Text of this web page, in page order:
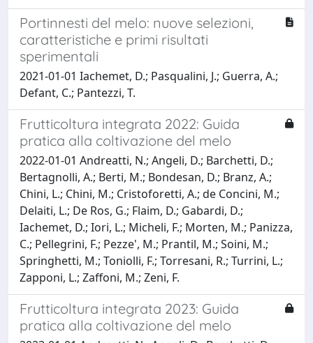
Portinnesti del melo: nuove selezioni,
caratteristiche e primi risultati
sperimentali
2021-01-01 Iachemet, D.; Pasqualini, J.; Guerra, A.;
Defant, C.; Pantezzi, T.
Frutticoltura integrata 2022: Guida
pratica alla coltivazione del melo
2022-01-01 Andreatti, N.; Angeli, D.; Barchetti, D.;
Bertagnolli, A.; Berti, M.; Bondesan, D.; Branz, A.;
Chini, L.; Chini, M.; Cristoforetti, A.; de Concini, M.;
Delaiti, L.; De Ros, G.; Flaim, D.; Gabardi, D.;
Iachemet, D.; Iori, L.; Micheli, F.; Morten, M.; Panizza,
C.; Pellegrini, F.; Pezze', M.; Prantil, M.; Soini, M.;
Springhetti, M.; Toniolli, F.; Torresani, R.; Turrini, L.;
Zapponi, L.; Zaffoni, M.; Zeni, F.
Frutticoltura integrata 2023: Guida
pratica alla coltivazione del melo